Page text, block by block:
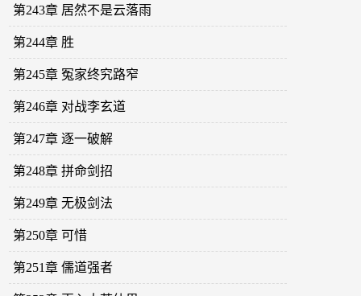
第243章 居然不是云落雨
第244章 胜
第245章 冤家终究路窄
第246章 对战李玄道
第247章 逐一破解
第248章 拼命剑招
第249章 无极剑法
第250章 可惜
第251章 儒道强者